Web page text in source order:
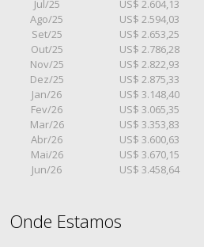
Jul/25
US$ 2.604,13
Ago/25
US$ 2.594,03
Set/25
US$ 2.653,25
Out/25
US$ 2.786,28
Nov/25
US$ 2.822,93
Dez/25
US$ 2.875,33
Jan/26
US$ 3.148,40
Fev/26
US$ 3.065,35
Mar/26
US$ 3.353,83
Abr/26
US$ 3.600,63
Mai/26
US$ 3.670,15
Jun/26
US$ 3.458,64
Onde Estamos